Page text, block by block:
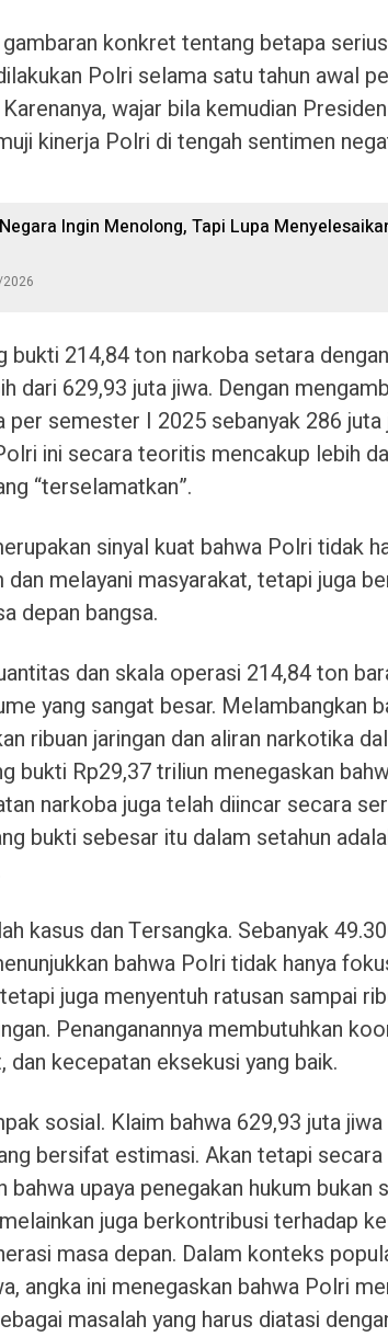
konkret tentang betapa
Polri selama satu tahun awal
wajar bila kemudian
kinerja Polri di tengah sentimen
Ingin Menolong, Tapi Lupa
bukti 214,84 ton narkoba setara dengan
dari 629,93 juta jiwa. Dengan
per semester I 2025 sebanyak 286 juta
ini secara teoritis mencakup lebih
“terselamatkan”.
sinyal kuat bahwa Polri tidak
dan melayani masyarakat, tetapi juga
depan bangsa.
dan skala operasi 214,84 ton
yang sangat besar. Melambangkan
ribuan jaringan dan aliran narkotika
bukti Rp29,37 triliun menegaskan
narkoba juga telah diincar secara
bukti sebesar itu dalam setahun
kasus dan Tersangka. Sebanyak
bahwa Polri tidak hanya
juga menyentuh ratusan sampai
Penanganannya membutuhkan
dan kecepatan eksekusi yang baik.
sosial. Klaim bahwa 629,93 juta
bersifat estimasi. Akan tetapi
bahwa upaya penegakan hukum bukan
juga berkontribusi terhadap
masa depan. Dalam konteks
angka ini menegaskan bahwa Polri
masalah yang harus diatasi